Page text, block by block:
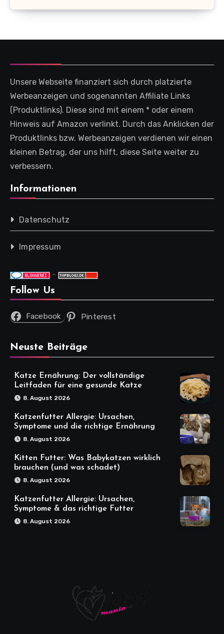
Unsere Webseite finanziert sich durch platzierte
Werbeanzeigen und sogenannten Affiliate Links
(Produktlinks). Diese sind mit einem * oder einem
Hinweis auf Amazon verlinkt. Durch das Anklicken der
Produktlinks bzw. Werbeanzeigen verdienen wir einen
kleinen Betrag, der uns hilft, diese Seite weiter zu
verbessern.
Informationen
Datenschutz
Impressum
-
Follow Us
Facebook Pinterest
Neuste Beiträge
Katze Ernährung: Der vollständige
Leitfaden für eine gesunde Katze
8. August 2026
Katzenfutter Allergie: Ursachen,
Symptome und die richtige Ernährung
8. August 2026
Kitten Futter: Was Babykatzen wirklich
brauchen (und was schadet)
8. August 2026
Katzenfutter Allergie: Ursachen,
Symptome & das richtige Futter
8. August 2026